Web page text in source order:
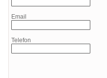
Email
Telefon